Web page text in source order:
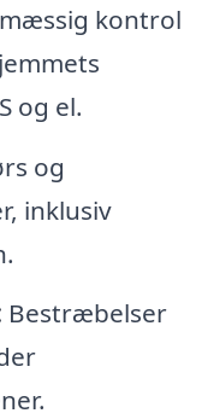
kontrol
og el.
og
inklusiv
Bestræbelser